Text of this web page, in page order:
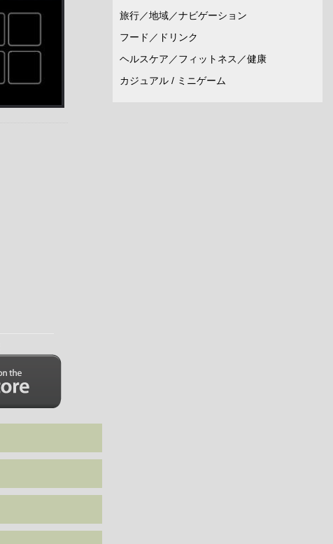
旅行／地域／ナビゲーション
フード／ドリンク
ヘルスケア／フィットネス／健康
カジュアル / ミニゲーム